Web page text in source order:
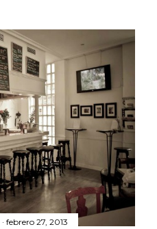
febrero 27, 2013